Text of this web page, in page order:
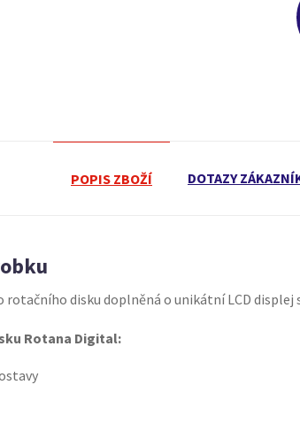
POPIS ZBOŽÍ DOTAZY
disku doplněná o unikátní LCD displej
Rotana Digital: